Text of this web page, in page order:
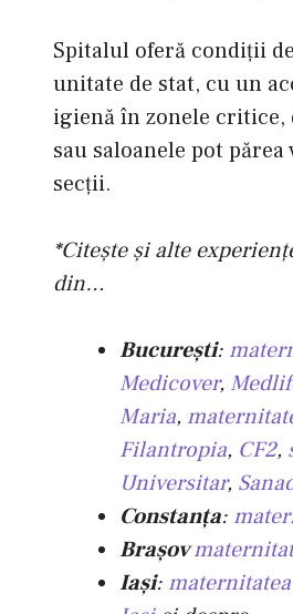
Spitalul oferă condiții
unitate de stat, cu un
igienă în zonele
sau saloanele pot
secții.
*Citeşte şi alte
din…
Bucureşti:
Medicover,
Maria,
Filantropia, CF2,
Universitar,
Constanţa:
Braşov
Iaşi: